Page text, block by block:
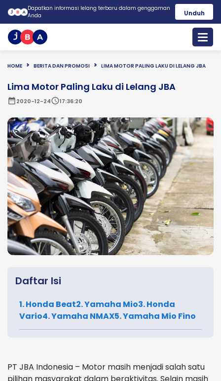
Dapatkan informasi lelang terbaru dalam genggaman
Anda
Unduh
HOME BERITA DAN PROMOSI LIMA MOTOR PALING LAKU DI LELANG JBA
Lima Motor Paling Laku di Lelang JBA
date_range2020-12-24schedule17:36:20
Daftar Isi
1. Honda Beat2. Yamaha Mio3. Honda
Vario4. Yamaha NMAX5. Yamaha Mio Fino
PT JBA Indonesia – Motor masih menjadi salah satu
pilihan masyarakat dalam beraktivitas. Selain masih